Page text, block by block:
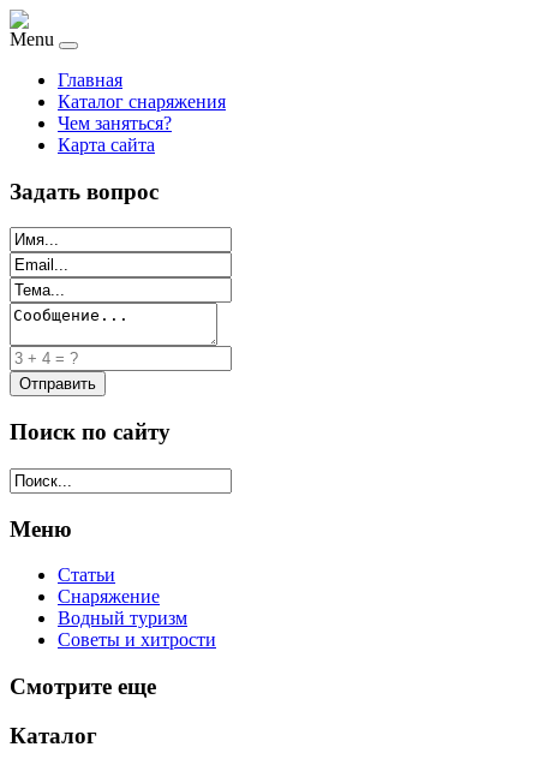
Menu
Главная
Каталог снаряжения
Чем заняться?
Карта сайта
Задать вопрос
Поиск по сайту
Меню
Статьи
Снаряжение
Водный туризм
Советы и хитрости
Смотрите еще
Каталог